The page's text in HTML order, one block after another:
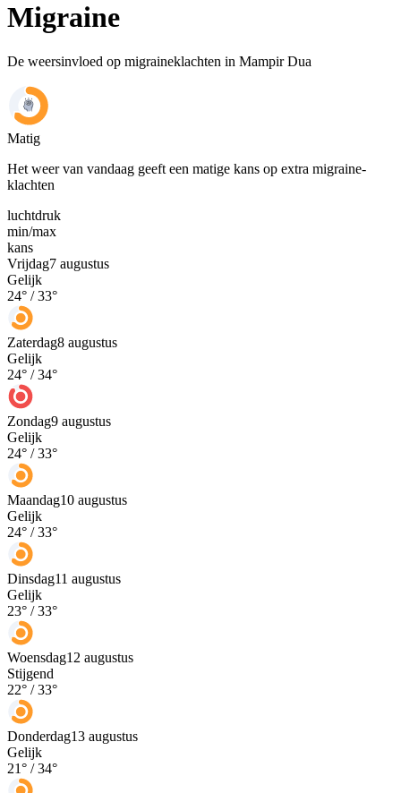
Migraine
De weersinvloed op migraineklachten in Mampir Dua
Matig
Het weer van vandaag geeft een matige kans op extra migraine-
klachten
luchtdruk
min/max
kans
Vrijdag7 augustus
Gelijk
24° /33°
Zaterdag8 augustus
Gelijk
24° /34°
Zondag9 augustus
Gelijk
24° /33°
Maandag10 augustus
Gelijk
24° /33°
Dinsdag11 augustus
Gelijk
23° /33°
Woensdag12 augustus
Stijgend
22° /33°
Donderdag13 augustus
Gelijk
21° /34°